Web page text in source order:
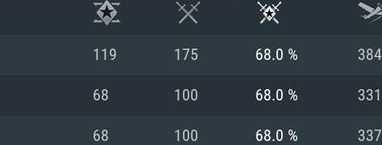
119 175 68.0 % 384
68 100 68.0 % 331
68 100 68.0 % 337